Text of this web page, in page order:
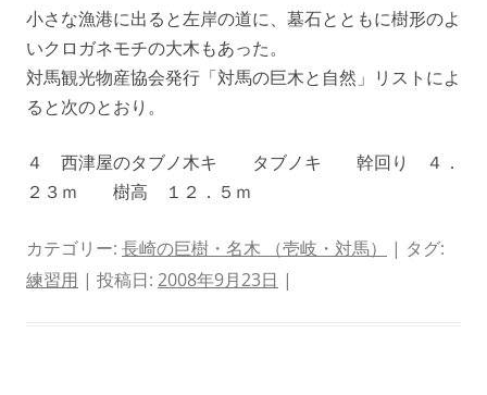
小さな漁港に出ると左岸の道に、墓石とともに樹形のよ
いクロガネモチの大木もあった。
対馬観光物産協会発行「対馬の巨木と自然」リストによ
ると次のとおり。
４ 西津屋のタブノ木キ タブノキ 幹回り ４．
２３ｍ 樹高 １２．５ｍ
カテゴリー: 長崎の巨樹・名木 （壱岐・対馬）
| タグ:
練習用 | 投稿日: 2008年9月23日 |